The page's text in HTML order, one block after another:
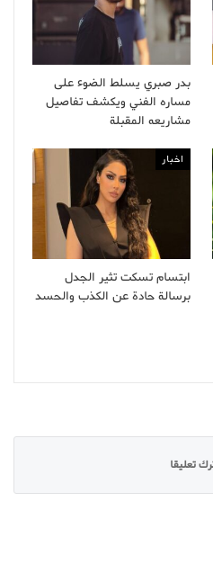
بدر صبري يسلط الضوء على
مساره الفني ويكشف تفاصيل
مشاريعه المقبلة
اخبار
ابتسام تسكت تثير الجدل
برسالة حادة عن الكذب والحسد
تعليقا